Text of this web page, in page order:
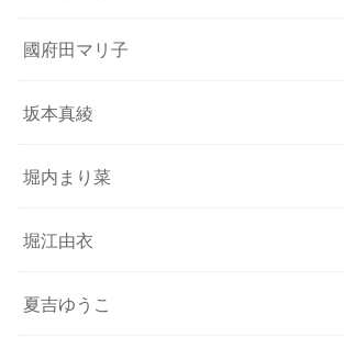
國府田マリ子
坂本真綾
堀内まり菜
堀江由衣
夏吉ゆうこ